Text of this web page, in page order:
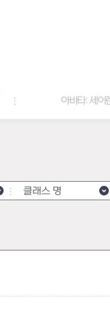
아바타: 세이렌 베일
클래스 명